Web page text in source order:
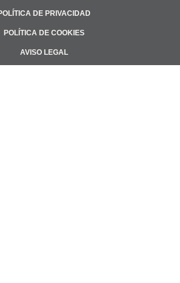
DE PRIVACIDAD
POLÍTICA DE COOKIES
AVISO LEGAL